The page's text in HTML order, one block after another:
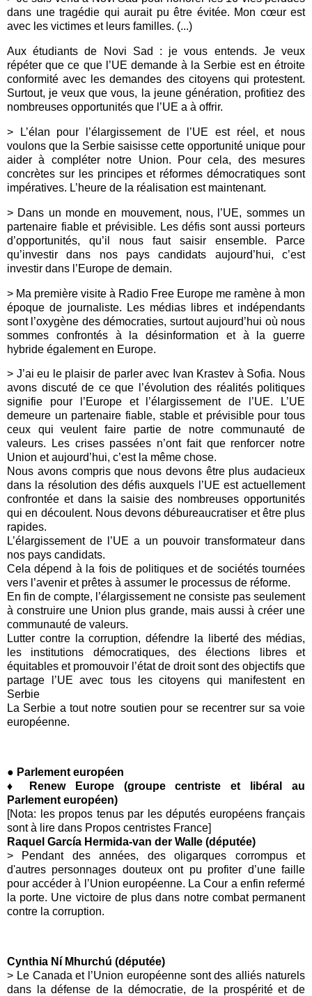
dans une tragédie qui aurait pu être évitée. Mon cœur est
avec les victimes et leurs familles. (...)
Aux étudiants de Novi Sad : je vous entends. Je veux
répéter que ce que l’UE demande à la Serbie est en étroite
conformité avec les demandes des citoyens qui protestent.
Surtout, je veux que vous, la jeune génération, profitiez des
nombreuses opportunités que l’UE a à offrir.
> L’élan pour l’élargissement de l’UE est réel, et nous
voulons que la Serbie saisisse cette opportunité unique pour
aider à compléter notre Union. Pour cela, des mesures
concrètes sur les principes et réformes démocratiques sont
impératives. L’heure de la réalisation est maintenant.
> Dans un monde en mouvement, nous, l’UE, sommes un
partenaire fiable et prévisible. Les défis sont aussi porteurs
d’opportunités, qu’il nous faut saisir ensemble. Parce
qu’investir dans nos pays candidats aujourd’hui, c’est
investir dans l’Europe de demain.
> Ma première visite à Radio Free Europe me ramène à mon
époque de journaliste. Les médias libres et indépendants
sont l’oxygène des démocraties, surtout aujourd’hui où nous
sommes confrontés à la désinformation et à la guerre
hybride également en Europe.
> J’ai eu le plaisir de parler avec Ivan Krastev à Sofia. Nous
avons discuté de ce que l’évolution des réalités politiques
signifie pour l’Europe et l’élargissement de l’UE. L’UE
demeure un partenaire fiable, stable et prévisible pour tous
ceux qui veulent faire partie de notre communauté de
valeurs. Les crises passées n’ont fait que renforcer notre
Union et aujourd’hui, c’est la même chose.
Nous avons compris que nous devons être plus audacieux
dans la résolution des défis auxquels l’UE est actuellement
confrontée et dans la saisie des nombreuses opportunités
qui en découlent. Nous devons débureaucratiser et être plus
rapides.
L’élargissement de l’UE a un pouvoir transformateur dans
nos pays candidats.
Cela dépend à la fois de politiques et de sociétés tournées
vers l’avenir et prêtes à assumer le processus de réforme.
En fin de compte, l’élargissement ne consiste pas seulement
à construire une Union plus grande, mais aussi à créer une
communauté de valeurs.
Lutter contre la corruption, défendre la liberté des médias,
les institutions démocratiques, des élections libres et
équitables et promouvoir l’état de droit sont des objectifs que
partage l’UE avec tous les citoyens qui manifestent en
Serbie
La Serbie a tout notre soutien pour se recentrer sur sa voie
européenne.
● Parlement européen
♦ Renew Europe (groupe centriste et libéral au
Parlement européen)
[Nota: les propos tenus par les députés européens français
sont à lire dans Propos centristes France]
Raquel García Hermida-van der Walle (députée)
> Pendant des années, des oligarques corrompus et
d'autres personnages douteux ont pu profiter d’une faille
pour accéder à l’Union européenne. La Cour a enfin refermé
la porte. Une victoire de plus dans notre combat permanent
contre la corruption.
Cynthia Ní Mhurchú (députée)
> Le Canada et l’Union européenne sont des alliés naturels
dans la défense de la démocratie, de la prospérité et de